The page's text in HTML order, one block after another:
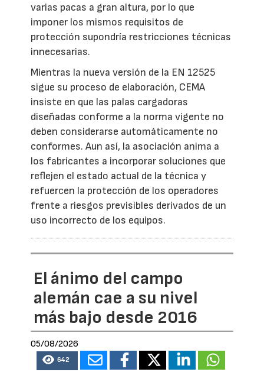
varias pacas a gran altura, por lo que
imponer los mismos requisitos de
protección supondría restricciones técnicas
innecesarias.
Mientras la nueva versión de la EN 12525
sigue su proceso de elaboración, CEMA
insiste en que las palas cargadoras
diseñadas conforme a la norma vigente no
deben considerarse automáticamente no
conformes. Aun así, la asociación anima a
los fabricantes a incorporar soluciones que
reflejen el estado actual de la técnica y
refuercen la protección de los operadores
frente a riesgos previsibles derivados de un
uso incorrecto de los equipos.
El ánimo del campo
alemán cae a su nivel
más bajo desde 2016
05/08/2026
642